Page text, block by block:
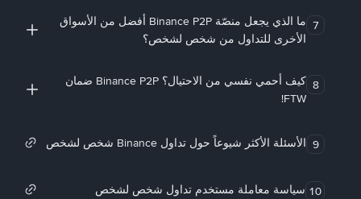
7
ما الذي يجعل منصّة Binance P2P أفضل من الأسواق
الأخرى للتداول من شخص لشخص؟
8
كيف أحمي نفسي من الاحتيال؟ Binance P2P ضمان
FTW!
9 الأسئلة الأكثر شيوعاً حول تداول Binance شخص لشخص
10 سياسة معاملة مستخدم تداول شخص لشخص